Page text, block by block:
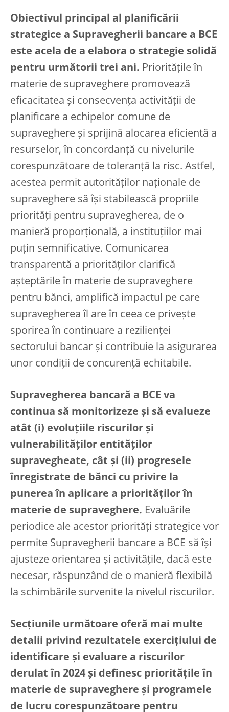
Obiectivul principal al planificării
strategice a Supravegherii bancare a BCE
este acela de a elabora o strategie solidă
pentru următorii trei ani. Prioritățile în
materie de supraveghere promovează
eficacitatea și consecvența activității de
planificare a echipelor comune de
supraveghere și sprijină alocarea eficientă a
resurselor, în concordanță cu nivelurile
corespunzătoare de toleranță la risc. Astfel,
acestea permit autorităților naționale de
supraveghere să își stabilească propriile
priorități pentru supravegherea, de o
manieră proporțională, a instituțiilor mai
puțin semnificative. Comunicarea
transparentă a priorităților clarifică
așteptările în materie de supraveghere
pentru bănci, amplifică impactul pe care
supravegherea îl are în ceea ce privește
sporirea în continuare a rezilienței
sectorului bancar și contribuie la asigurarea
unor condiții de concurență echitabile.
Supravegherea bancară a BCE va
continua să monitorizeze și să evalueze
atât (i) evoluțiile riscurilor și
vulnerabilităților entităților
supravegheate, cât și (ii) progresele
înregistrate de bănci cu privire la
punerea în aplicare a priorităților în
materie de supraveghere. Evaluările
periodice ale acestor priorități strategice vor
permite Supravegherii bancare a BCE să își
ajusteze orientarea și activitățile, dacă este
necesar, răspunzând de o manieră flexibilă
la schimbările survenite la nivelul riscurilor.
Secțiunile următoare oferă mai multe
detalii privind rezultatele exercițiului de
identificare și evaluare a riscurilor
derulat în 2024 și definesc prioritățile în
materie de supraveghere și programele
de lucru corespunzătoare pentru